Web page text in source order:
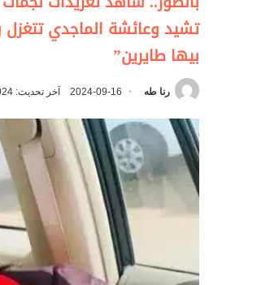
تشيد وعائشة الماجدي
بيها طايرين”
رنا طه 2024-09-16 آخر تحديث: 2024-09-16